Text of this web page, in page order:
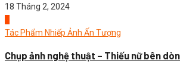
18 Tháng 2, 2024
Tác Phẩm Nhiếp Ảnh Ấn Tượng
Chụp ảnh nghệ thuật – Thiếu nữ bên